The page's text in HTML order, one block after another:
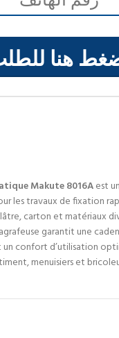
هنا
Makute 8016Aest
les travaux de fixation
carton et matériaux
garantit une
un confort d’utilisation
menuisiers et